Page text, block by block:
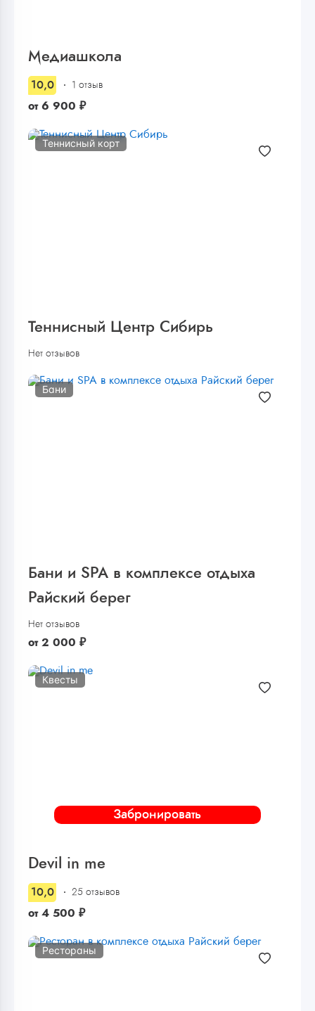
Медиашкола
10,0 1 отзыв
от 6 900 ₽
Теннисный корт
Теннисный Центр Сибирь
Нет отзывов
Бани
Бани и SPA в комплексе отдыха
Райский берег
Нет отзывов
от 2 000 ₽
Забронировать
Квесты
Devil in me
10,0 25 отзывов
от 4 500 ₽
Рестораны